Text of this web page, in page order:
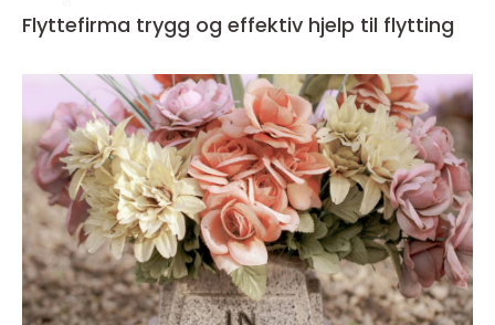
Flyttefirma trygg og effektiv hjelp til flytting